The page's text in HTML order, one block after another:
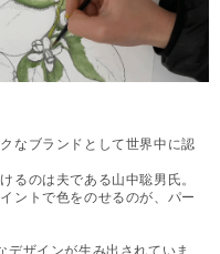
なブランドとして世界中に認
るのは夫である山中聡男氏。
ントで色をのせるのが、パー
ザインが生み出されていま